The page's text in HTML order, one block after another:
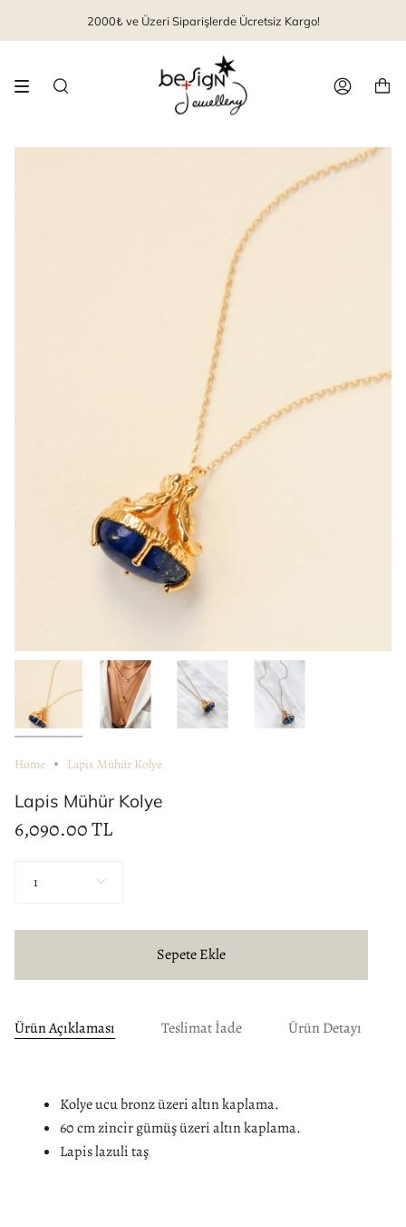
2000₺ ve Üzeri Siparişlerde Ücretsiz Kargo!
Arama Hesap
Home Lapis Mühür Kolye
Lapis Mühür Kolye
6,090.00 TL
1
Sepete Ekle
Ürün Açıklaması Teslimat İade Ürün Detayı
Kolye ucu bronz üzeri altın kaplama.
60 cm zincir gümüş üzeri altın kaplama.
Lapis lazuli taş